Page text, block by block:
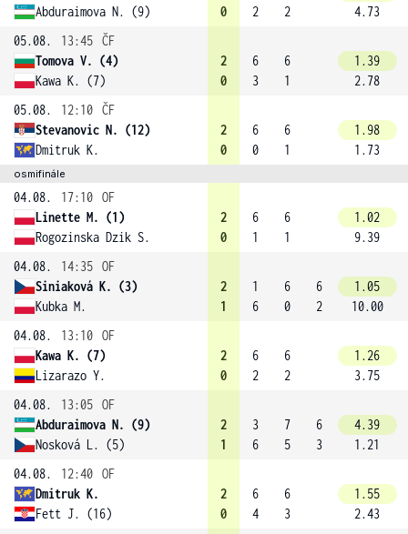
Abduraimova N. (9) 0 2 2
4.73
05.08.
13:45 ČF
Tomova V. (4)
Kawa K. (7)
2
0
6
3
6
1
1.39
2.78
05.08.
12:10 ČF
Stevanovic N. (12)
Dmitruk K.
2
0
6
0
6
1
1.98
1.73
osmifinále
04.08. 17:10 OF
Linette M. (1)
Rogozinska Dzik S.
2
0
6
1
6
1
1.02
9.39
04.08.
14:35 OF
Siniaková K. (3)
Kubka M.
2
1
1
6
6
0
6
2
1.05
10.00
04.08.
13:10 OF
Kawa K. (7)
Lizarazo Y.
2
0
6
2
6
2
1.26
3.75
04.08.
13:05 OF
Abduraimova N. (9)
Nosková L. (5)
2
1
3
6
7
5
6
3
4.39
1.21
04.08.
12:40 OF
Dmitruk K.
Fett J. (16)
2
0
6
4
6
3
1.55
2.43